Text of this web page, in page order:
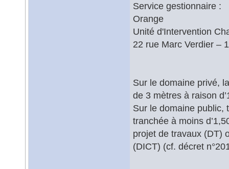
Service gestionnaire :
Orange
Unité d'Intervention
22 rue Marc Verdier –
Sur le domaine privé,
de 3 mètres à raison
Sur le domaine public,
tranchée à moins
projet de travaux (DT)
(DICT) (cf. décret